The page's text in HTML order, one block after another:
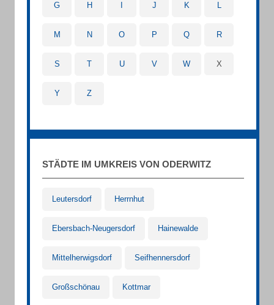
G H J K L
M N O P Q R
S T U V W X
Y Z
STÄDTE IM UMKREIS VON ODERWITZ
Leutersdorf Herrnhut
Ebersbach-Neugersdorf Hainewalde
Mittelherwigsdorf Seifhennersdorf
Großschönau Kottmar